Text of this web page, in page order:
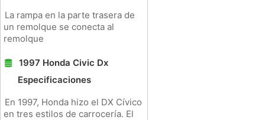
La rampa en la parte trasera de
un remolque se conecta al
remolque
1997 Honda Civic Dx
Especificaciones
En 1997, Honda hizo el DX Cívico
en tres estilos de carrocería. El